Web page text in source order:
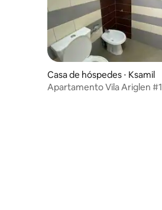
Casa de hóspedes ⋅ Ksamil
Apartamento Vila Ariglen #1